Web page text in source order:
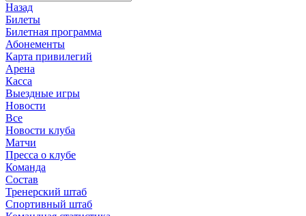
Назад
Билеты
Билетная программа
Абонементы
Карта привилегий
Арена
Касса
Выездные игры
Новости
Все
Новости клуба
Матчи
Пресса о клубе
Команда
Состав
Тренерский штаб
Спортивный штаб